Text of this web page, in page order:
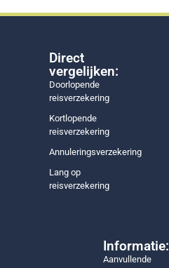
Direct
vergelijken:
Doorlopende
reisverzekering
Kortlopende
reisverzekering
Annuleringsverzekering
Lang op
reisverzekering
Informatie:
Aanvullende